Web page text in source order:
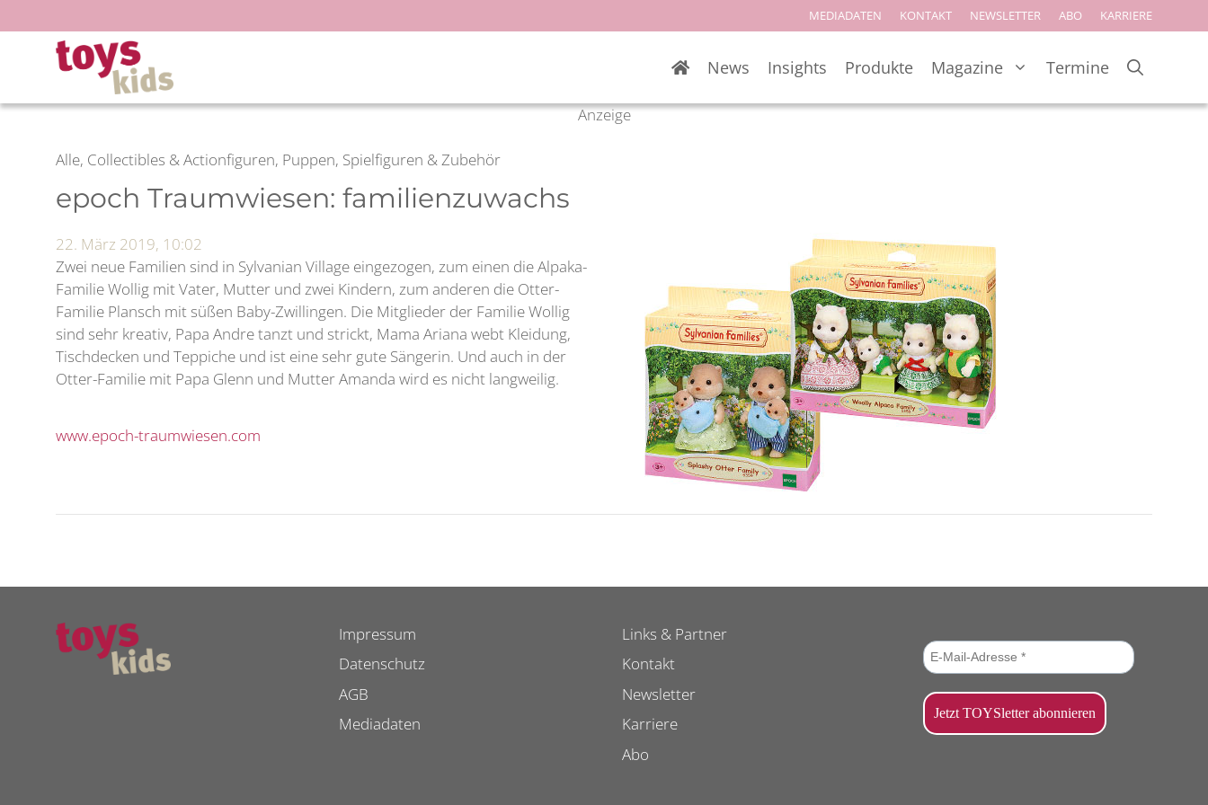
Inhalt
springen
MEDIADATEN KONTAKT NEWSLETTER ABO KARRIERE
News Insights Produkte Magazine Termine
Anzeige
Alle, Collectibles & Actionfiguren, Puppen, Spielfiguren & Zubehör
epoch Traumwiesen: familienzuwachs
22. März 2019, 10:02
Zwei neue Familien sind in Sylvanian Village eingezogen, zum einen die Alpaka-
Familie Wollig mit Vater, Mutter und zwei Kindern, zum anderen die Otter-
Familie Plansch mit süßen Baby-Zwillingen. Die Mitglieder der Familie Wollig
sind sehr kreativ, Papa Andre tanzt und strickt, Mama Ariana webt Kleidung,
Tischdecken und Teppiche und ist eine sehr gute Sängerin. Und auch in der
Otter-Familie mit Papa Glenn und Mutter Amanda wird es nicht langweilig.
www.epoch-traumwiesen.com
Impressum
Datenschutz
AGB
Mediadaten
Links & Partner
Kontakt
Newsletter
Karriere
Abo